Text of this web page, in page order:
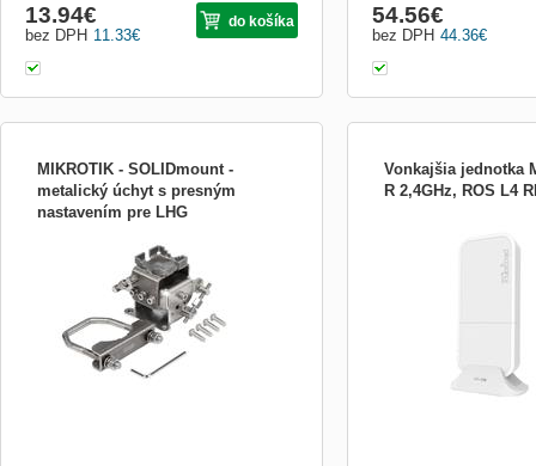
11.33€
bez DPH
13.94€ do košíka
44.36€
bez DPH
54.56€
MIKROTIK - SOLIDmount -
metalický úchyt s presným
nastavením pre LHG
LHG jednotky solidMOUNT-Precizní
kovový držák pro LHG jednotky
Vonkajšia jednotka
R 2,4GHz, ROS L4
LAN portov:1; Úroveň
Vlastnosti:Integrovaná
Podporované